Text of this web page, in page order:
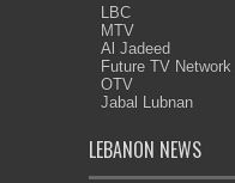
LBC
MTV
Al Jadeed
Future TV Network
OTV
Jabal Lubnan
LEBANON NEWS